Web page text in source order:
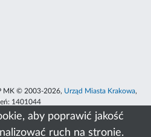
aby poprawić jakość
ruch na stronie.
MK © 2003-2026, Urząd Miasta Krakowa,
1401044